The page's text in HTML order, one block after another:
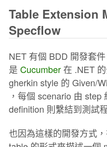
Table Extension
Specflow
NET 有個 BDD 開發套件
是 Cucumber在 .NET
gherkin style 的 Given/
，每個 scenario 由 step
definition 則繫結到測試
也因為這樣的開發方式